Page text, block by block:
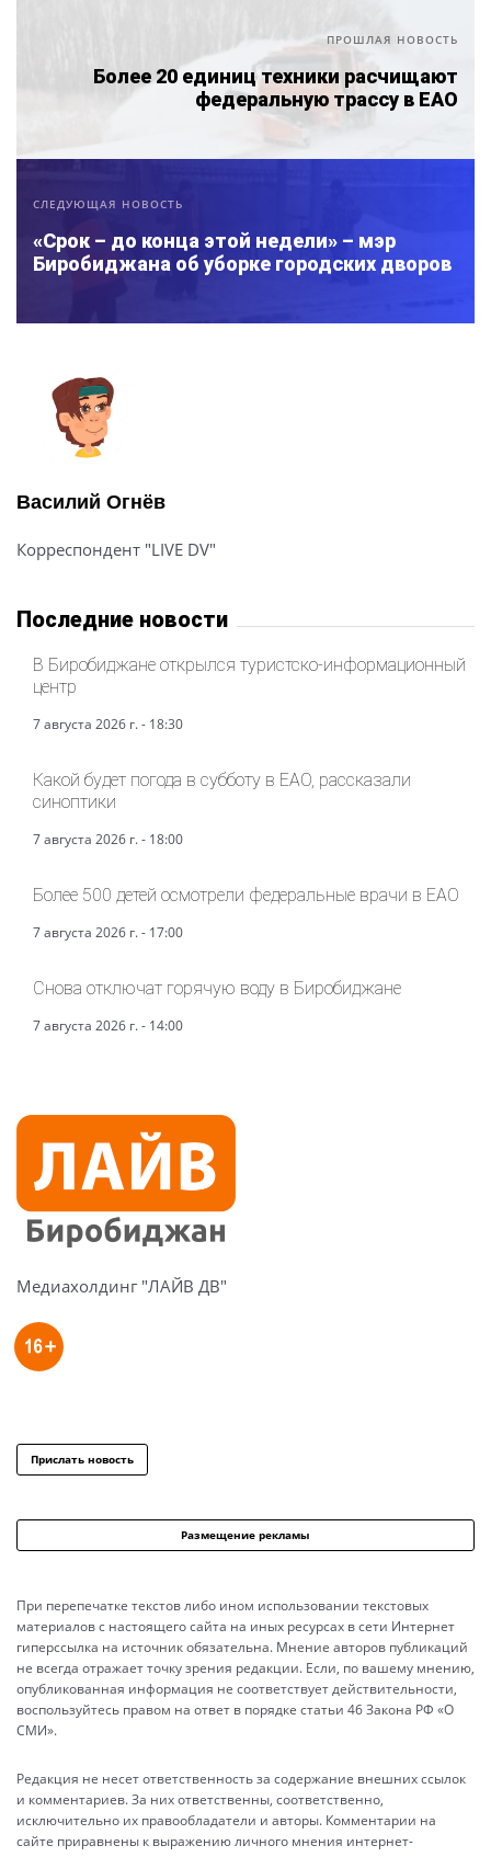
ПРОШЛАЯ НОВОСТЬ
Более 20 единиц техники расчищают
федеральную трассу в ЕАО
СЛЕДУЮЩАЯ НОВОСТЬ
«Срок – до конца этой недели» – мэр
Биробиджана об уборке городских дворов
Василий Огнёв
Корреспондент "LIVE DV"
Последние новости
В Биробиджане открылся туристско-информационный
центр
7 августа 2026 г. - 18:30
Какой будет погода в субботу в ЕАО, рассказали
синоптики
7 августа 2026 г. - 18:00
Более 500 детей осмотрели федеральные врачи в ЕАО
7 августа 2026 г. - 17:00
Снова отключат горячую воду в Биробиджане
7 августа 2026 г. - 14:00
Медиахолдинг "ЛАЙВ ДВ"
Прислать новость
Размещение рекламы
При перепечатке текстов либо ином использовании текстовых
материалов с настоящего сайта на иных ресурсах в сети Интернет
гиперссылка на источник обязательна. Мнение авторов публикаций
не всегда отражает точку зрения редакции. Если, по вашему мнению,
опубликованная информация не соответствует действительности,
воспользуйтесь правом на ответ в порядке статьи 46 Закона РФ «О
СМИ».
Редакция не несет ответственность за содержание внешних ссылок
и комментариев. За них ответственны, соответственно,
исключительно их правообладатели и авторы. Комментарии на
сайте приравнены к выражению личного мнения интернет-